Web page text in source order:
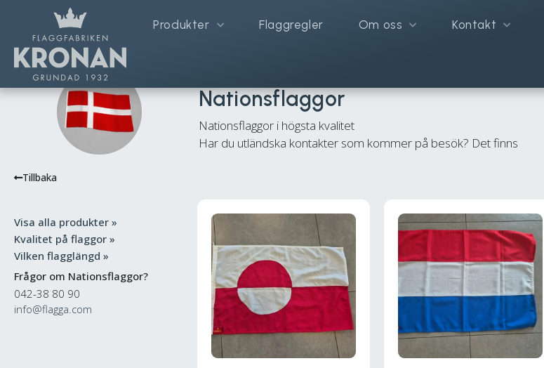
Produkter Flaggregler Om oss Kontakt
Nationsflaggor
Nationsflaggor i högsta kvalitet
Har du utländska kontakter som kommer på besök? Det finns
Tillbaka
Visa alla produkter »
Kvalitet på flaggor »
Vilken flagglängd »
Frågor om Nationsflaggor?
042-38 80 90
info@flagga.com